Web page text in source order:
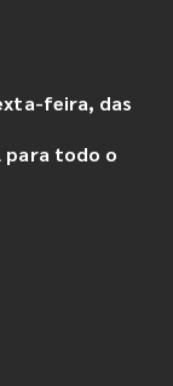
feira, das
para todo o